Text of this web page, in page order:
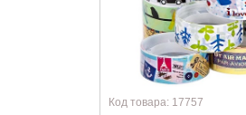
Код товара: 17757